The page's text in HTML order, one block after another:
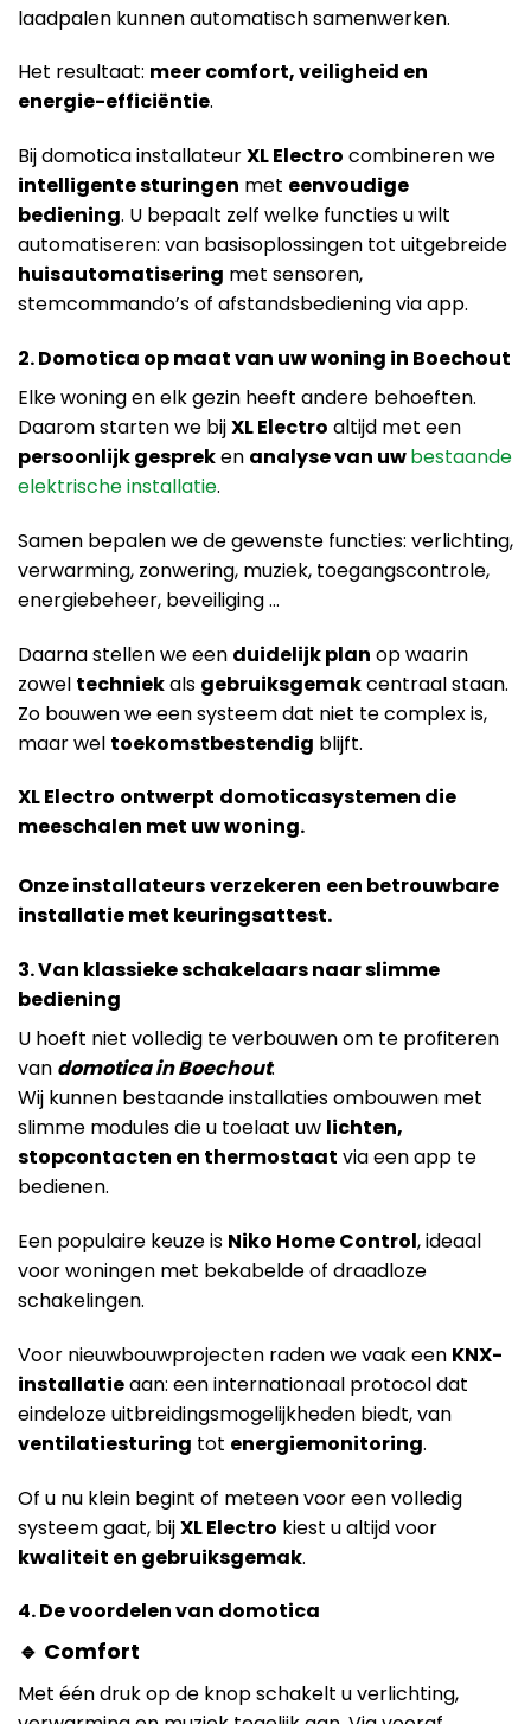
laadpalen kunnen automatisch samenwerken.
Het resultaat: meer comfort, veiligheid en
energie-efficiëntie.
Bij domotica installateurXL Electro combineren we
intelligente sturingen met eenvoudige
bediening. U bepaalt zelf welke functies u wilt
automatiseren: van basisoplossingen tot uitgebreide
huisautomatisering met sensoren,
stemcommando’s of afstandsbediening via app.
2. Domotica op maat van uw woning in Boechout
Elke woning en elk gezin heeft andere behoeften.
Daarom starten we bijXL Electro altijd met een
persoonlijk gespreken analyse van uwbestaande
elektrische installatie.
Samen bepalen we de gewenste functies: verlichting,
verwarming, zonwering, muziek, toegangscontrole,
energiebeheer, beveiliging …
Daarna stellen we een duidelijk plan op waarin
zowel techniekals gebruiksgemakcentraal staan.
Zo bouwen we een systeem dat niet te complex is,
maar wel toekomstbestendig blijft.
XL Electro ontwerpt domoticasystemen die
meeschalen met uw woning.
Onze installateursverzekeren een betrouwbare
installatie met keuringsattest.
3. Van klassieke schakelaars naar slimme
bediening
U hoeft niet volledig te verbouwen om te profiteren
van domotica in Boechout.
Wij kunnen bestaande installaties ombouwen met
slimme modules die u toelaat uw lichten,
stopcontacten en thermostaat via een app te
bedienen.
Een populaire keuze is Niko Home Control, ideaal
voor woningen met bekabelde of draadloze
schakelingen.
Voor nieuwbouwprojecten raden we vaak een KNX-
installatieaan: een internationaal protocol dat
eindeloze uitbreidingsmogelijkheden biedt, van
ventilatiesturing tot energiemonitoring.
Of u nu klein begint of meteen voor een volledig
systeem gaat, bijXL Electro kiest u altijd voor
kwaliteit en gebruiksgemak.
4. De voordelen van domotica
🔹 Comfort
Met één druk op de knop schakelt u verlichting,